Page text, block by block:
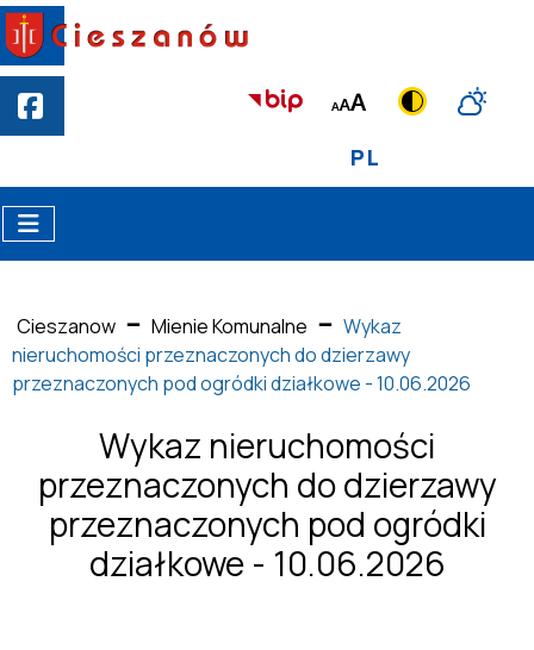
PL
Cieszanow Mienie Komunalne
Wykaz
nieruchomości przeznaczonych do dzierzawy
przeznaczonych pod ogródki działkowe - 10.06.2026
Wykaz nieruchomości
przeznaczonych do dzierzawy
przeznaczonych pod ogródki
działkowe - 10.06.2026